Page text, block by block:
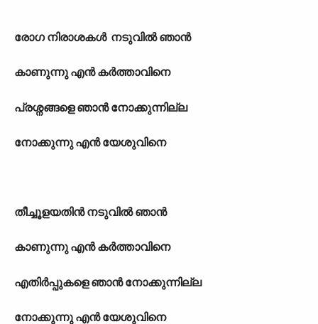
രോഗ നിരാശകള്‍ നടുവില്‍ ഞാന്‍
കാണുന്നു എന്‍ കര്‍ത്താവിനെ
പ്രശ്നങ്ങളെ ഞാന്‍ നോക്കുന്നില്ല
നോക്കുന്നു എന്‍ യേശുവിനെ
തീച്ചൂളയതിന്‍ നടുവില്‍ ഞാന്‍
കാണുന്നു എന്‍ കര്‍ത്താവിനെ
എതിര്‍പ്പുകളെ ഞാന്‍ നോക്കുന്നില്ല
നോക്കുന്നു എന്‍ യേശുവിനെ